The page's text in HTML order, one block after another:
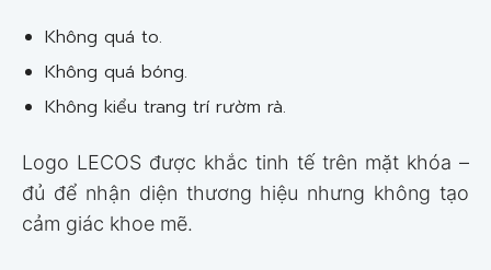
Không quá to.
Không quá bóng.
Không kiểu trang trí rườm rà.
Logo LECOS được khắc tinh tế trên mặt khóa –
đủ để nhận diện thương hiệu nhưng không tạo
cảm giác khoe mẽ.